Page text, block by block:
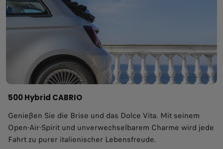
​500 Hybrid CABRIO
Genießen Sie die Brise und das Dolce Vita. Mit seinem
Open-Air-Spirit und unverwechselbarem Charme wird jede
Fahrt zu purer italienischer Lebensfreude.